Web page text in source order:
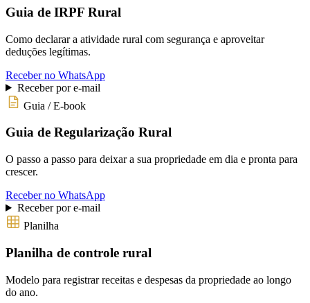
Guia de IRPF Rural
Como declarar a atividade rural com segurança e aproveitar
deduções legítimas.
Receber no WhatsApp
Receber por e-mail
Guia / E-book
Guia de Regularização Rural
O passo a passo para deixar a sua propriedade em dia e pronta para
crescer.
Receber no WhatsApp
Receber por e-mail
Planilha
Planilha de controle rural
Modelo para registrar receitas e despesas da propriedade ao longo
do ano.